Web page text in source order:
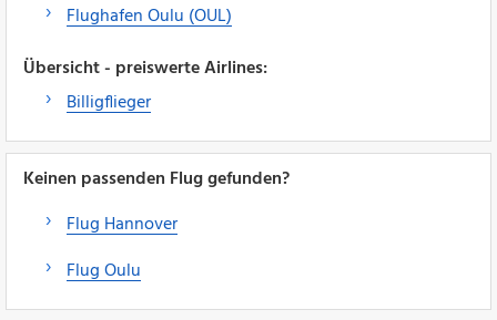
Flughafen Oulu (OUL)
Übersicht - preiswerte Airlines:
Billigflieger
Keinen passenden Flug gefunden?
Flug Hannover
Flug Oulu